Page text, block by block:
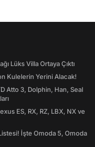
Lüks Villa Ortaya Çıktı
Kulelerin Yerini Alacak!
Atto 3, Dolphin, Han, Seal
ES, RX, RZ, LBX, NX ve
İşte Omoda 5, Omoda